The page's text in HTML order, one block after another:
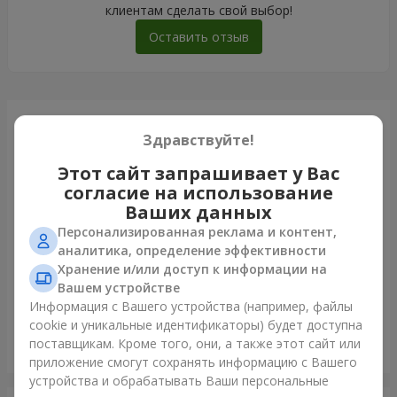
клиентам сделать свой выбор!
Оставить отзыв
Только что доставили
Букет "Chiffon"
Луцк
Здравствуйте!
Этот сайт запрашивает у Вас
согласие на использование
Ваших данных
Персонализированная реклама и контент,
аналитика, определение эффективности
Хранение и/или доступ к информации на
Вашем устройстве
Информация с Вашего устройства (например, файлы
cookie и уникальные идентификаторы) будет доступна
поставщикам. Кроме того, они, а также этот сайт или
приложение смогут сохранять информацию с Вашего
устройства и обрабатывать Ваши персональные